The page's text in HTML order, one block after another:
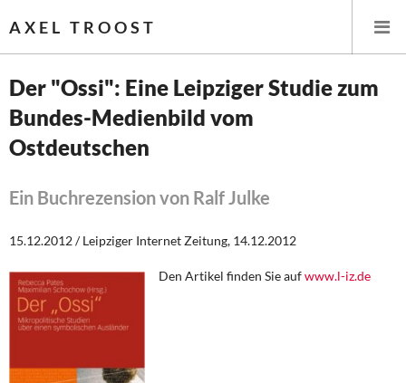
AXEL TROOST
Startseite
Leitlinien linker Wirtschafts- und Finanzpolitik
Wirtschaftspolitik
Steuer- und Finanzpolitik
Öffentliche Infrastruktur und Daseinsvorsorge
Eurokrise und Griechenland
Der "Ossi": Eine Leipziger Studie zum
Bundes-Medienbild vom
Ostdeutschen
Ein Buchrezension von Ralf Julke
15.12.2012 / Leipziger Internet Zeitung, 14.12.2012
Den Artikel finden Sie aufwww.l-iz.de